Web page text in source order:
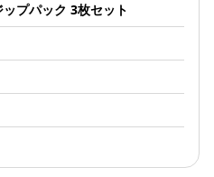
プパック 3枚セット